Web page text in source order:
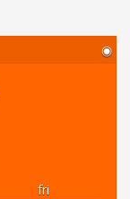
◉
fri